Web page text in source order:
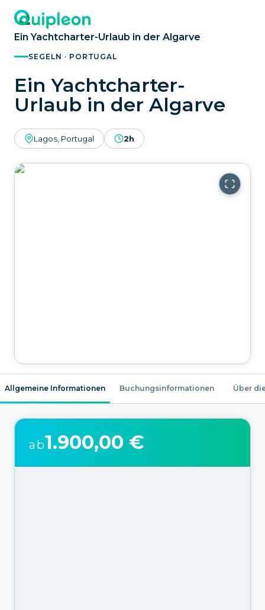
Ein Yachtcharter-Urlaub in der Algarve
SEGELN · PORTUGAL
Ein Yachtcharter-
Urlaub in der Algarve
Lagos, Portugal 2h
Allgemeine Informationen Buchungsinformationen Über
ab1.900,00 €